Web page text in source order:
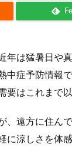
年は猛暑日や
症予防情報
はこれまで
遠方に住ん
涼しさを体